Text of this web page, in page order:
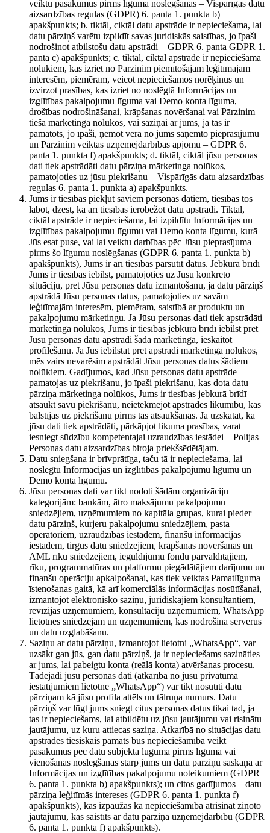
veiktu pasākumus pirms līguma noslēgšanas – Vispārīgās datu
aizsardzības regulas (GDPR) 6. panta 1. punkta b)
apakšpunkts; b. tiktāl, ciktāl datu apstrāde ir nepieciešama, lai
datu pārziņš varētu izpildīt savas juridiskās saistības, jo īpaši
nodrošinot atbilstošu datu apstrādi – GDPR 6. panta GDPR 1.
panta c) apakšpunkts; c. tiktāl, ciktāl apstrāde ir nepieciešama
nolūkiem, kas izriet no Pārzinim piemītošajām leģitīmajām
interesēm, piemēram, veicot nepieciešamos norēķinus un
izvirzot prasības, kas izriet no noslēgtā Informācijas un
izglītības pakalpojumu līguma vai Demo konta līguma,
drošības nodrošināšanai, krāpšanas novēršanai vai Pārzinim
tiešā mārketinga nolūkos, vai saziņai ar jums, ja tas ir
pamatots, jo īpaši, ņemot vērā no jums saņemto pieprasījumu
un Pārzinim veiktās uzņēmējdarbības apjomu – GDPR 6.
panta 1. punkta f) apakšpunkts; d. tiktāl, ciktāl jūsu personas
dati tiek apstrādāti datu pārziņa mārketinga nolūkos,
pamatojoties uz jūsu piekrišanu – Vispārīgās datu aizsardzības
regulas 6. panta 1. punkta a) apakšpunkts.
Jums ir tiesības piekļūt saviem personas datiem, tiesības tos
labot, dzēst, kā arī tiesības ierobežot datu apstrādi. Tiktāl,
ciktāl apstrāde ir nepieciešama, lai izpildītu Informācijas un
izglītības pakalpojumu līgumu vai Demo konta līgumu, kurā
Jūs esat puse, vai lai veiktu darbības pēc Jūsu pieprasījuma
pirms šo līgumu noslēgšanas (GDPR 6. panta 1. punkta b)
apakšpunkts), Jums ir arī tiesības pārsūtīt datus. Jebkurā brīdī
Jums ir tiesības iebilst, pamatojoties uz Jūsu konkrēto
situāciju, pret Jūsu personas datu izmantošanu, ja datu pārziņš
apstrādā Jūsu personas datus, pamatojoties uz savām
leģitīmajām interesēm, piemēram, saistībā ar produktu un
pakalpojumu mārketingu. Ja Jūsu personas dati tiek apstrādāti
mārketinga nolūkos, Jums ir tiesības jebkurā brīdī iebilst pret
Jūsu personas datu apstrādi šādā mārketingā, ieskaitot
profilēšanu. Ja Jūs iebilstat pret apstrādi mārketinga nolūkos,
mēs vairs nevarēsim apstrādāt Jūsu personas datus šādiem
nolūkiem. Gadījumos, kad Jūsu personas datu apstrāde
pamatojas uz piekrišanu, jo īpaši piekrišanu, kas dota datu
pārziņa mārketinga nolūkos, Jums ir tiesības jebkurā brīdī
atsaukt savu piekrišanu, neietekmējot apstrādes likumību, kas
balstījās uz piekrišanu pirms tās atsaukšanas. Ja uzskatāt, ka
jūsu dati tiek apstrādāti, pārkāpjot likuma prasības, varat
iesniegt sūdzību kompetentajai uzraudzības iestādei – Polijas
Personas datu aizsardzības biroja priekšsēdētājam.
Datu sniegšana ir brīvprātīga, taču tā ir nepieciešama, lai
noslēgtu Informācijas un izglītības pakalpojumu līgumu un
Demo konta līgumu.
Jūsu personas dati var tikt nodoti šādām organizāciju
kategorijām: bankām, ātro maksājumu pakalpojumu
sniedzējiem, uzņēmumiem no kapitāla grupas, kurai pieder
datu pārziņš, kurjeru pakalpojumu sniedzējiem, pasta
operatoriem, uzraudzības iestādēm, finanšu informācijas
iestādēm, tirgus datu sniedzējiem, krāpšanas novēršanas un
AML rīku sniedzējiem, ieguldījumu fondu pārvaldītājiem,
rīku, programmatūras un platformu piegādātājiem darījumu un
finanšu operāciju apkalpošanai, kas tiek veiktas Pamatlīguma
īstenošanas gaitā, kā arī komerciālās informācijas nosūtīšanai,
izmantojot elektronisko saziņu, juridiskajiem konsultantiem,
revīzijas uzņēmumiem, konsultāciju uzņēmumiem, WhatsApp
lietotnes sniedzējam un uzņēmumiem, kas nodrošina serverus
un datu uzglabāšanu.
Saziņu ar datu pārziņu, izmantojot lietotni „WhatsApp“, var
uzsākt gan jūs, gan datu pārziņš, ja ir nepieciešams sazināties
ar jums, lai pabeigtu konta (reālā konta) atvēršanas procesu.
Tādējādi jūsu personas dati (atkarībā no jūsu privātuma
iestatījumiem lietotnē „WhatsApp“) var tikt nosūtīti datu
pārziņam kā jūsu profila attēls un tālruņa numurs. Datu
pārziņš var lūgt jums sniegt citus personas datus tikai tad, ja
tas ir nepieciešams, lai atbildētu uz jūsu jautājumu vai risinātu
jautājumu, uz kuru attiecas saziņa. Atkarībā no situācijas datu
apstrādes tiesiskais pamats būs nepieciešamība veikt
pasākumus pēc datu subjekta lūguma pirms līguma vai
vienošanās noslēgšanas starp jums un datu pārziņu saskaņā ar
Informācijas un izglītības pakalpojumu noteikumiem (GDPR
6. panta 1. punkta b) apakšpunkts); un citos gadījumos – datu
pārziņa leģitīmās intereses (GDPR 6. panta 1. punkta f)
apakšpunkts), kas izpaužas kā nepieciešamība atrisināt ziņoto
jautājumu, kas saistīts ar datu pārziņa uzņēmējdarbību (GDPR
6. panta 1. punkta f) apakšpunkts).